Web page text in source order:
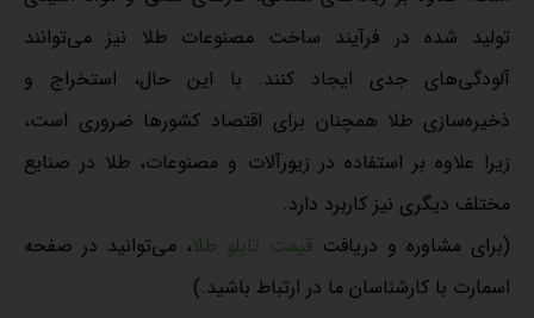
تولید شده در فرآیند ساخت مصنوعات طلا نیز می‌توانند
آلودگی‌های جدی ایجاد کنند. با این حال، استخراج و
ذخیره‌سازی طلا همچنان برای اقتصاد کشورها ضروری است،
زیرا علاوه بر استفاده در زیورآلات و مصنوعات، طلا در صنایع
مختلف دیگری نیز کاربرد دارد.
(برای مشاوره و دریافت قیمت تابلو طلا، می‌توانید در صفحه
اسمارت با کارشناسان ما در ارتباط باشید.)